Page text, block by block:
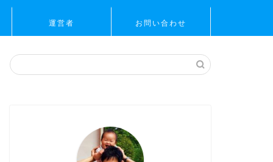
運営者 お問い合わせ